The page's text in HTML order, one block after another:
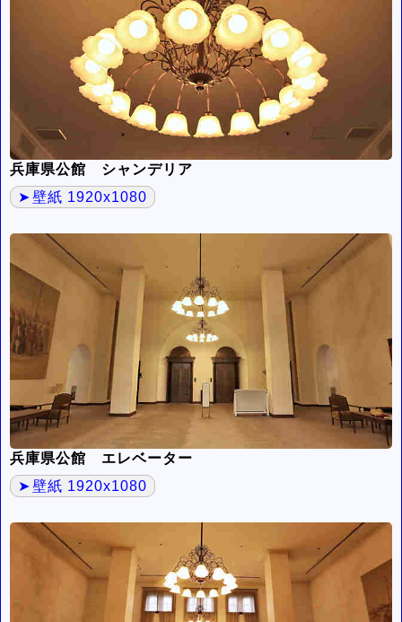
兵庫県公館 シャンデリア
壁紙 1920x1080
兵庫県公館 エレベーター
壁紙 1920x1080